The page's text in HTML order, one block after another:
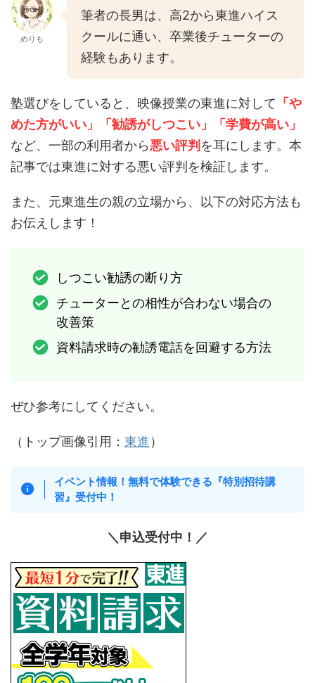
めりも
筆者の長男は、高2から東進ハイス
クールに通い、卒業後チューターの
経験もあります。
塾選びをしていると、映像授業の東進に対して 「や
めた方がいい」「勧誘がしつこい」「学費が高い」
など、一部の利用者から悪い評判 を耳にします。本
記事では東進に対する悪い評判を検証します。
また、元東進生の親の立場から、以下の対応方法も
お伝えします！
しつこい勧誘の断り方
チューターとの相性が合わない場合の
改善策
資料請求時の勧誘電話を回避する方法
ぜひ参考にしてください。
（トップ画像引用： 東進 ）
イベント情報！ 無料で体験できる『特別招待講
習』受付中！
＼ 申込受付中！ ／